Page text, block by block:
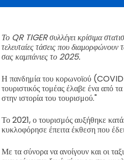
Το QR TIGER συλλέγει κρίσιμα
τελευταίες τάσεις που διαμορφώνουν
σας καμπάνιες το 2025.
Η πανδημία του κορωνοϊού (COVID-
τουριστικός τομέας έλαβε ένα από
στην ιστορία του τουρισμού."
Το 2021, ο τουρισμός αυξήθηκε
κυκλοφόρησε έπειτα έκθεση που
Με τα σύνορα να ανοίγουν και οι